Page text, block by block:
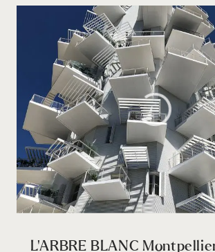
L’ARBRE BLANC